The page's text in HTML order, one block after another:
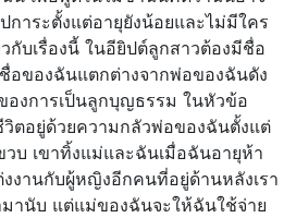
การะตั้งแต่อายุยังน้อยและไม่มีใคร
กับเรื่องนี้ ในอียิปต์ลูกสาวต้องมีชื่อ
อของฉันแตกต่างจากพ่อของฉันดัง
งการเป็นลูกบุญธรรม ในหัวข้อ
ตอยู่ด้วยความกลัวพ่อของฉันตั้งแต่
บ เขาทิ้งแม่และฉันเมื่อฉันอายุห้า
งานกับผู้หญิงอีกคนที่อยู่ด้านหลังเรา
านับ แต่แม่ของฉันจะให้ฉันใช้จ่าย